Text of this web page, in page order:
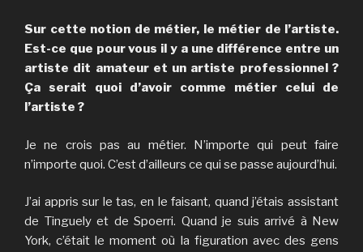
Sur cette notion de métier, le métier de l’artiste.
Est-ce que pour vous il y a une différence entre un
artiste dit amateur et un artiste professionnel ?
Ça serait quoi d’avoir comme métier celui de
l’artiste ?
Je ne crois pas au métier. N’importe qui peut faire
n’importe quoi. C’est d’ailleurs ce qui se passe aujourd’hui.
J’ai appris sur le tas, en le faisant, quand j’étais assistant
de Tinguely et de Spoerri. Quand je suis arrivé à New
York, c’était le moment où la figuration avec des gens